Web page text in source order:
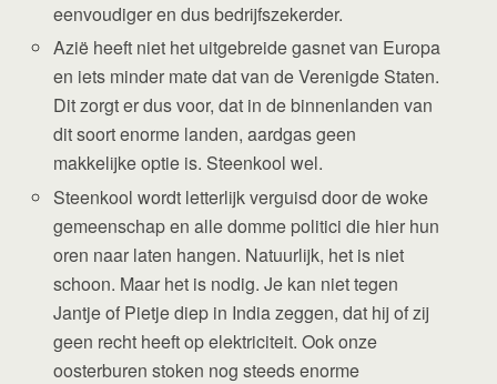
eenvoudiger en dus bedrijfszekerder.
Azië heeft niet het uitgebreide gasnet van Europa
en iets minder mate dat van de Verenigde Staten.
Dit zorgt er dus voor, dat in de binnenlanden van
dit soort enorme landen, aardgas geen
makkelijke optie is. Steenkool wel.
Steenkool wordt letterlijk verguisd door de woke
gemeenschap en alle domme politici die hier hun
oren naar laten hangen. Natuurlijk, het is niet
schoon. Maar het is nodig. Je kan niet tegen
Jantje of Pietje diep in India zeggen, dat hij of zij
geen recht heeft op elektriciteit. Ook onze
oosterburen stoken nog steeds enorme